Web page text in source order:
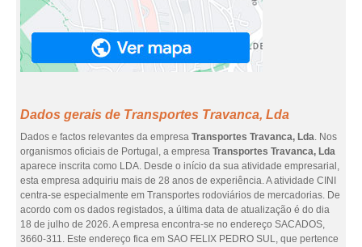
Dados gerais de Transportes Travanca, Lda
Dados e factos relevantes da empresa Transportes Travanca, Lda. Nos
organismos oficiais de Portugal, a empresa Transportes Travanca, Lda
aparece inscrita como LDA. Desde o início da sua atividade empresarial,
esta empresa adquiriu mais de 28 anos de experiência. A atividade CINI
centra-se especialmente em Transportes rodoviários de mercadorias. De
acordo com os dados registados, a última data de atualização é do dia
18 de julho de 2026. A empresa encontra-se no endereço SACADOS,
3660-311. Este endereço fica em SAO FELIX PEDRO SUL, que pertence